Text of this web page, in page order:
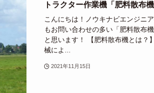
トラクター作業機「肥料散布
こんにちは！ノウキナビエンジニ
もお問い合わせの多い「肥料散布
と思います！ 【肥料散布機とは？
械によ...
2021年11月15日